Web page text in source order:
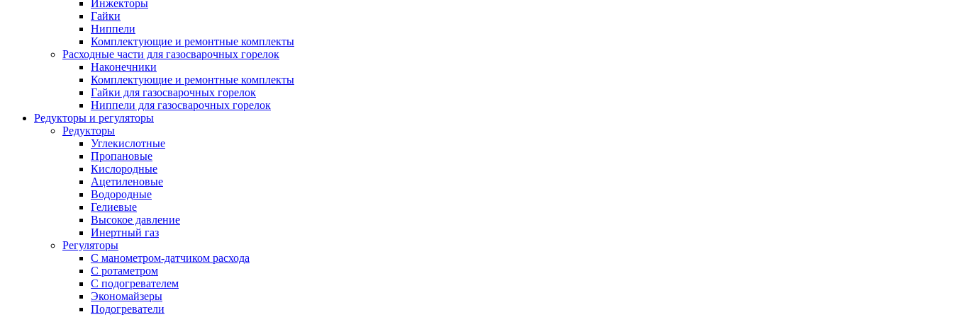
Инжекторы
Гайки
Ниппели
Комплектующие и ремонтные комплекты
Расходные части для газосварочных горелок
Наконечники
Комплектующие и ремонтные комплекты
Гайки для газосварочных горелок
Ниппели для газосварочных горелок
Редукторы и регуляторы
Редукторы
Углекислотные
Пропановые
Кислородные
Ацетиленовые
Водородные
Гелиевые
Высокое давление
Инертный газ
Регуляторы
С манометром-датчиком расхода
С ротаметром
С подогревателем
Экономайзеры
Подогреватели